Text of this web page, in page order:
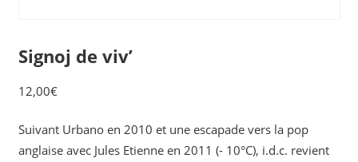
Signoj de viv’
12,00€
Suivant Urbano en 2010 et une escapade vers la pop
anglaise avec Jules Etienne en 2011 (- 10°C), i.d.c. revient